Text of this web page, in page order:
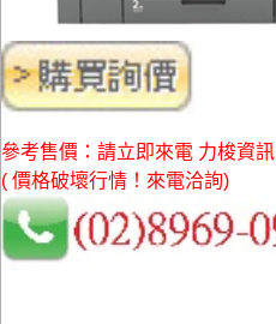
參考售價：請立即來電 力梭資訊
( 價格破壞行情！來電洽詢)